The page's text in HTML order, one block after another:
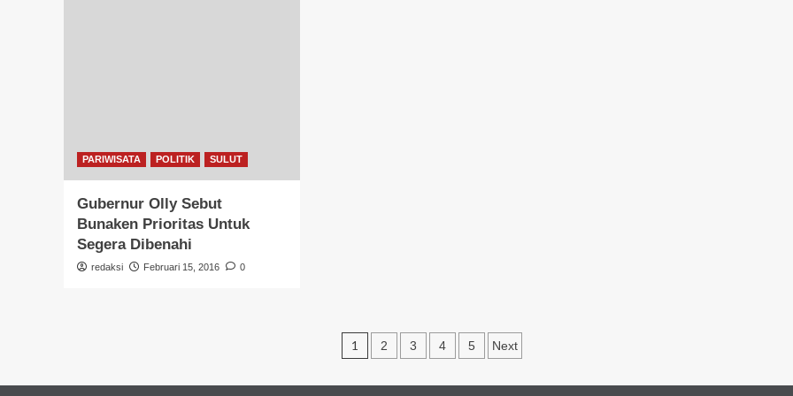
PARIWISATA POLITIK SULUT
Gubernur Olly Sebut
Bunaken Prioritas Untuk
Segera Dibenahi
redaksi Februari 15, 2016 0
Paginasi
1 2 3 4 5 Next